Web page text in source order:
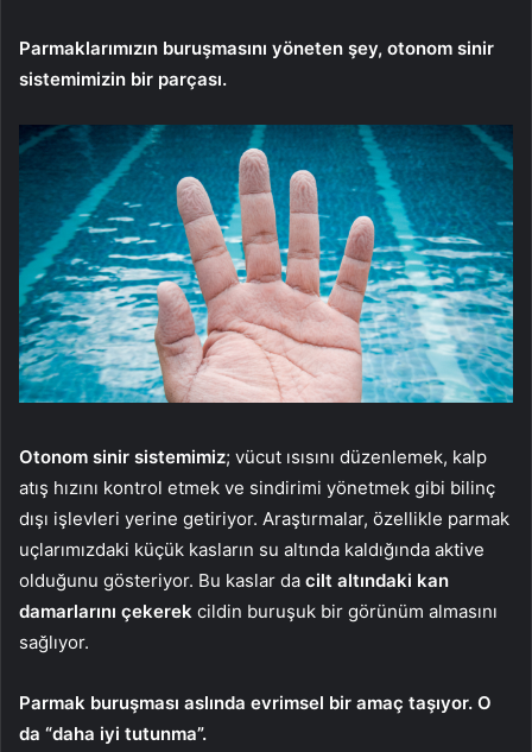
Parmaklarımızın buruşmasını yöneten şey, otonom sinir
sistemimizin bir parçası.
Otonom sinir sistemimiz; vücut ısısını düzenlemek, kalp
atış hızını kontrol etmek ve sindirimi yönetmek gibi bilinç
dışı işlevleri yerine getiriyor. Araştırmalar, özellikle parmak
uçlarımızdaki küçük kasların su altında kaldığında aktive
olduğunu gösteriyor. Bu kaslar da cilt altındaki kan
damarlarını çekerek cildin buruşuk bir görünüm almasını
sağlıyor.
Parmak buruşması aslında evrimsel bir amaç taşıyor. O
da “daha iyi tutunma”.